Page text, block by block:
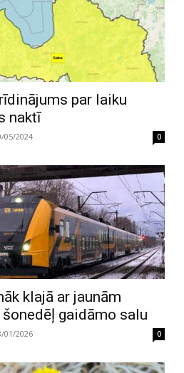
par laiku
naktī
05/2024 0
klajā ar jaunām
gaidāmo salu
01/2026 0